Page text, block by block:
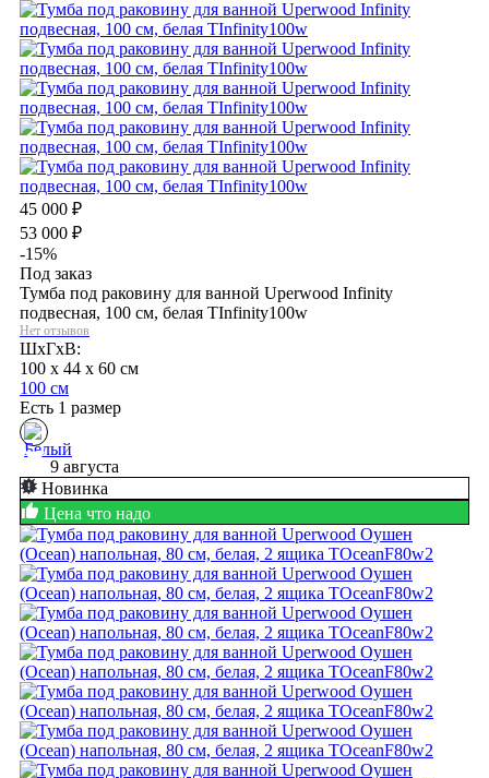
45 000 ₽
53 000 ₽
-15%
Под заказ
Тумба под раковину для ванной Uperwood Infinity
подвесная, 100 см, белая TInfinity100w
Нет отзывов
ШхГхВ:
100 x 44 x 60 см
100 см
Есть 1 размер
9 августа
Новинка
Цена что надо